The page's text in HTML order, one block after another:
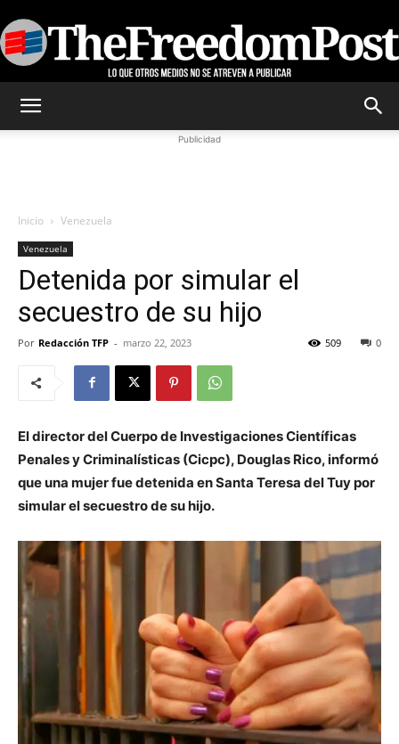
Publicidad
Inicio Venezuela
Venezuela
Detenida por simular el
secuestro de su hijo
Por Redacción TFP - marzo 22, 2023 0
509
El director del Cuerpo de Investigaciones Científicas
Penales y Criminalísticas (Cicpc), Douglas Rico, informó
que una mujer fue detenida en Santa Teresa del Tuy por
simular el secuestro de su hijo.